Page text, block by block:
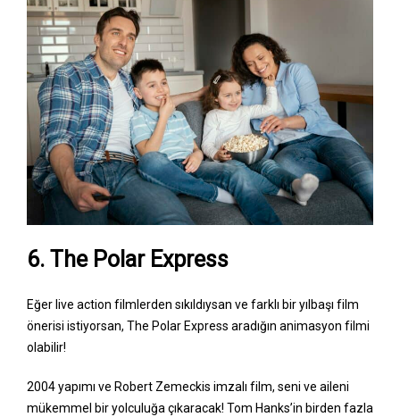
6. The Polar Express
Eğer live action filmlerden sıkıldıysan ve farklı bir yılbaşı film
önerisi istiyorsan, The Polar Express aradığın animasyon filmi
olabilir!
2004 yapımı ve Robert Zemeckis imzalı film, seni ve aileni
mükemmel bir yolculuğa çıkaracak! Tom Hanks’in birden fazla